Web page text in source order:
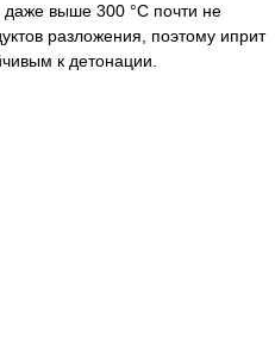
даже выше 300 °C почти не
разложения, поэтому иприт
к детонации.